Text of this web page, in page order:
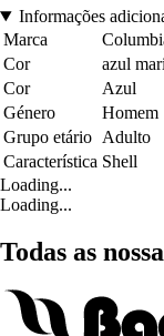
Informações
Marca
Cor
azul
Cor
Azul
Género
Homem
Grupo etário Adulto
Característica Shell
Loading...
Loading...
Todas as